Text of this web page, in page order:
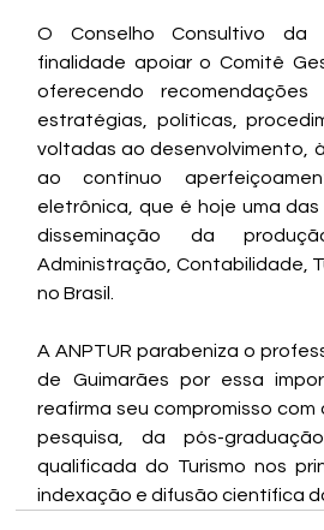
O Conselho Consultivo da
finalidade apoiar o Comitê
oferecendo recomendações
estratégias, políticas,
voltadas ao desenvolvimento,
ao contínuo
eletrônica, que é hoje uma
disseminação da
Administração, Contabilidade,
no Brasil.
A ANPTUR parabeniza o
de Guimarães por essa
reafirma seu compromisso
pesquisa, da pós-
qualificada do Turismo nos
indexação e difusão científica